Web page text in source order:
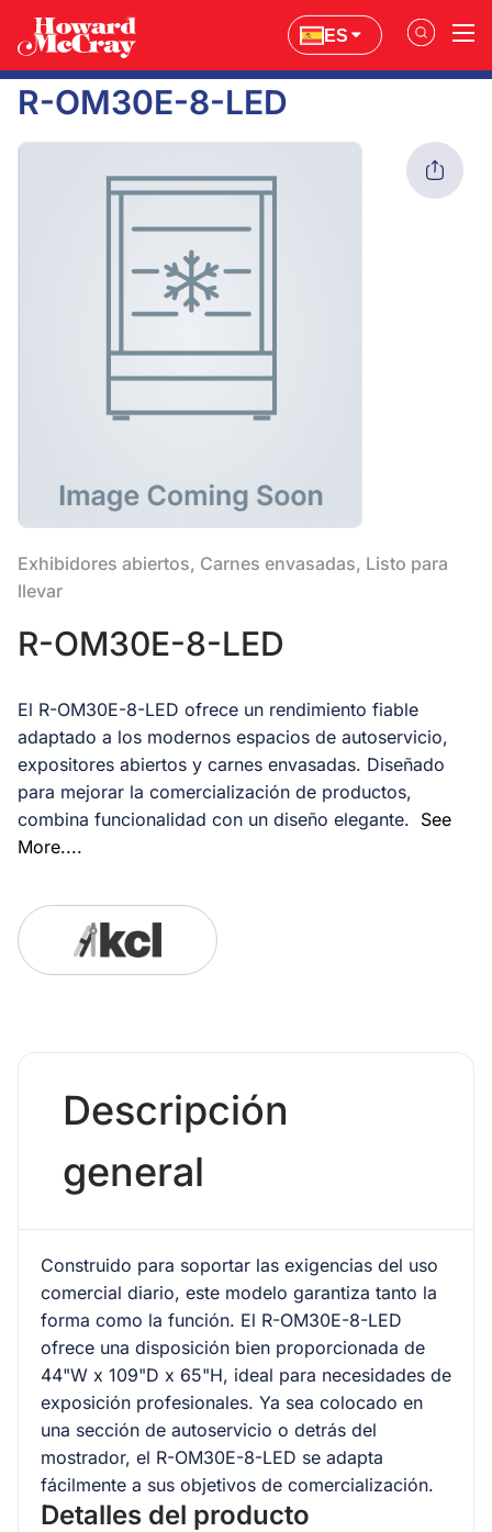
ES
R-OM30E-8-LED
Exhibidores abiertos, Carnes envasadas, Listo para
llevar
R-OM30E-8-LED
El R-OM30E-8-LED ofrece un rendimiento fiable
adaptado a los modernos espacios de autoservicio,
expositores abiertos y carnes envasadas. Diseñado
para mejorar la comercialización de productos,
combina funcionalidad con un diseño elegante. See
More....
Descripción
general
Construido para soportar las exigencias del uso
comercial diario, este modelo garantiza tanto la
forma como la función. El R-OM30E-8-LED
ofrece una disposición bien proporcionada de
44"W x 109"D x 65"H, ideal para necesidades de
exposición profesionales. Ya sea colocado en
una sección de autoservicio o detrás del
mostrador, el R-OM30E-8-LED se adapta
fácilmente a sus objetivos de comercialización.
Detalles del producto